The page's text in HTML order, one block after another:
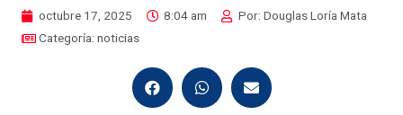
octubre 17, 2025 8:04 am Por: Douglas Loría Mata
Categoría: noticias